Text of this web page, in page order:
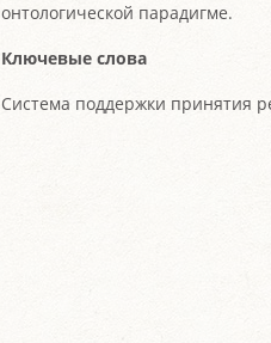
онтологической парадигме.
Ключевые слова
Система поддержки принятия